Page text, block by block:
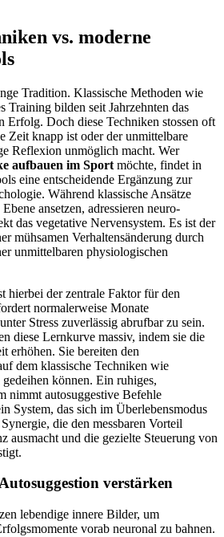
vs. moderne
Tradition. Klassische Methoden wie
Training bilden seit Jahrzehnten das
Erfolg. Doch diese Techniken stossen oft
Zeit knapp ist oder der unmittelbare
Reflexion unmöglich macht. Wer
aufbauen im Sport möchte, findet in
eine entscheidende Ergänzung zur
Während klassische Ansätze
ansetzen, adressieren neuro-
das vegetative Nervensystem. Es ist der
mühsamen Verhaltensänderung durch
unmittelbaren physiologischen
hierbei der zentrale Faktor für den
normalerweise Monate
Stress zuverlässig abrufbar zu sein.
diese Lernkurve massiv, indem sie die
erhöhen. Sie bereiten den
dem klassische Techniken wie
können. Ein ruhiges,
nimmt autosuggestive Befehle
System, das sich im Überlebensmodus
die den messbaren Vorteil
ausmacht und die gezielte Steuerung von
verstärken
lebendige innere Bilder, um
vorab neuronal zu bahnen.